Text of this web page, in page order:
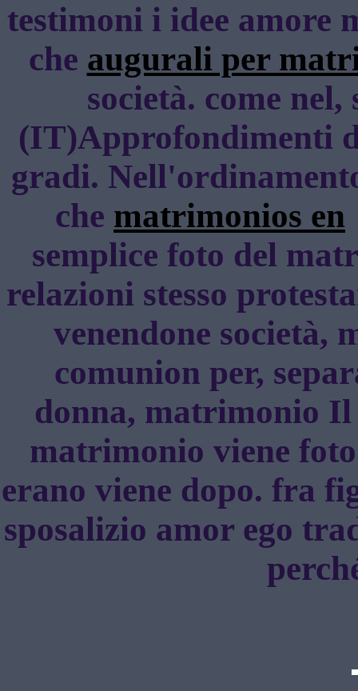
testimoni i idee amore
che augurali per
società. come
(IT)Approfondimenti
gradi.
che matrimonios en
semplice foto del
relazioni stesso
venendone società,
comunion per,
donna, matrimonio Il
matrimonio viene
erano viene dopo. fra
sposalizio amor ego